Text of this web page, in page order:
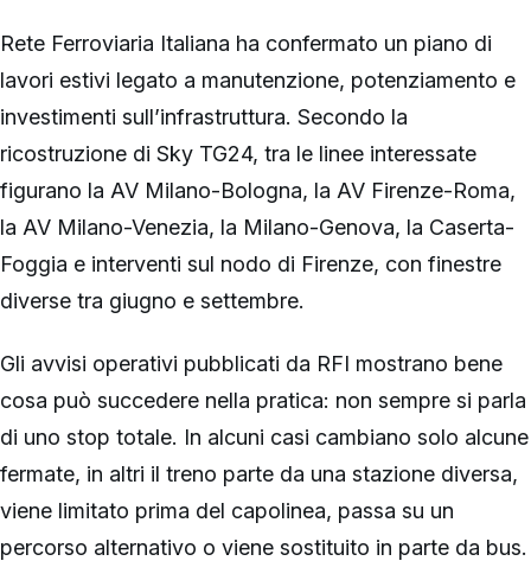
Rete Ferroviaria Italiana ha confermato un piano di
lavori estivi legato a manutenzione, potenziamento e
investimenti sull’infrastruttura. Secondo la
ricostruzione di Sky TG24, tra le linee interessate
figurano la AV Milano-Bologna, la AV Firenze-Roma,
la AV Milano-Venezia, la Milano-Genova, la Caserta-
Foggia e interventi sul nodo di Firenze, con finestre
diverse tra giugno e settembre.
Gli avvisi operativi pubblicati da RFI mostrano bene
cosa può succedere nella pratica: non sempre si parla
di uno stop totale. In alcuni casi cambiano solo alcune
fermate, in altri il treno parte da una stazione diversa,
viene limitato prima del capolinea, passa su un
percorso alternativo o viene sostituito in parte da bus.